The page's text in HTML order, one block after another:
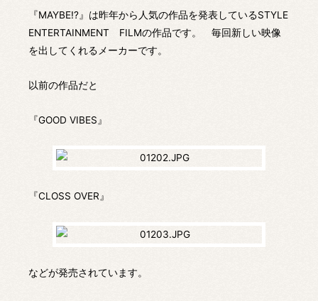
『MAYBE!?』は昨年から人気の作品を発表しているSTYLE
ENTERTAINMENT FILMの作品です。 毎回新しい映像
を出してくれるメーカーです。
以前の作品だと
『GOOD VIBES』
『CLOSS OVER』
などが発売されています。